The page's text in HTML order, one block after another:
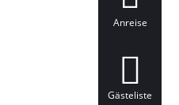
Anreise
Gästeliste